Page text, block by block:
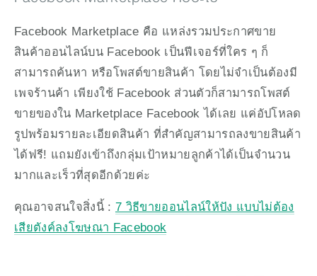
Facebook Marketplace คือ แหล่งรวมประกาศขาย
สินค้าออนไลน์บน Facebook เป็นฟีเจอร์ที่ใคร ๆ ก็
สามารถค้นหา หรือโพสต์ขายสินค้า โดยไม่จำเป็นต้องมี
เพจร้านค้า เพียงใช้ Facebook ส่วนตัวก็สามารถโพสต์
ขายของใน Marketplace Facebook ได้เลย แค่อัปโหลด
รูปพร้อมรายละเอียดสินค้า ที่สำคัญสามารถลงขายสินค้า
ได้ฟรี! แถมยังเข้าถึงกลุ่มเป้าหมายลูกค้าได้เป็นจำนวน
มากและเร็วที่สุดอีกด้วยค่ะ
คุณอาจสนใจสิ่งนี้ : 7 วิธีขายออนไลน์ให้ปัง แบบไม่ต้อง
เสียตังค์ลงโฆษณา Facebook